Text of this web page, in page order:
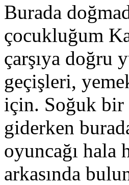
Burada
çocukluğum
çarşıya doğru
geçişleri,
için. Soğuk bir
giderken
oyuncağı hala
arkasında